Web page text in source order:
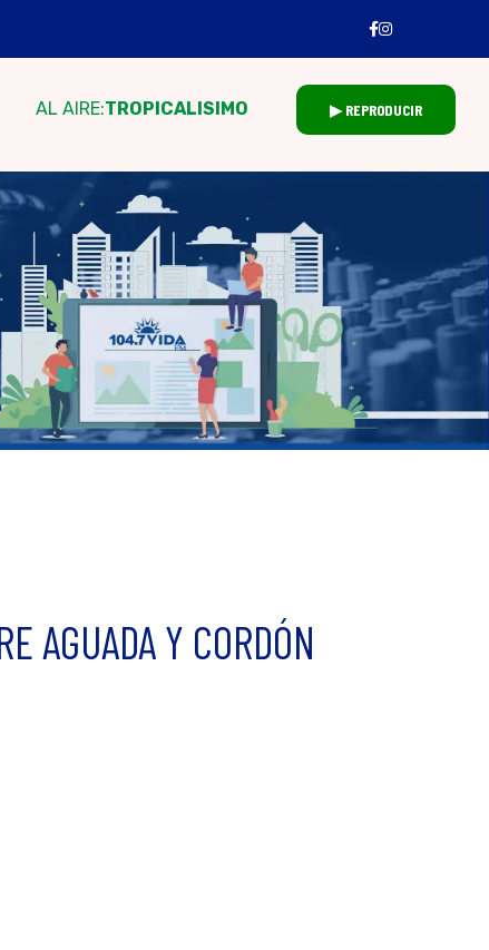
AL AIRE:TROPICALISIMO ▶ REPRODUCIR
AGUADA Y CORDÓN